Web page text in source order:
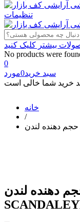
تنظیمات
No products were
0
سبد خرید0مورد
خانه
/
دهنده لندن